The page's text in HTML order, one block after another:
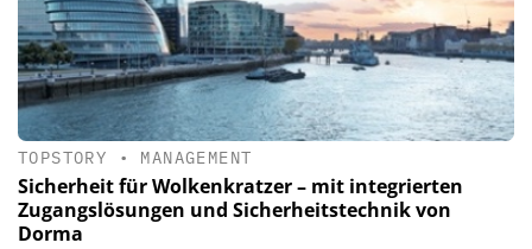
TOPSTORY • MANAGEMENT
Sicherheit für Wolkenkratzer – mit integrierten
Zugangslösungen und Sicherheitstechnik von
Dorma